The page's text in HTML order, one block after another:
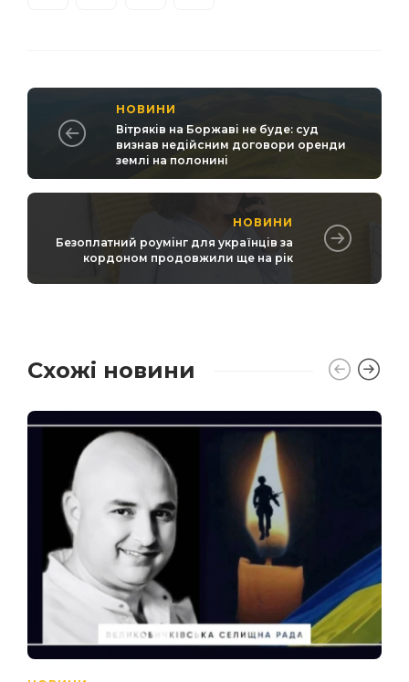
НОВИНИ
Вітряків на Боржаві не буде: суд
визнав недійсним договори оренди
землі на полонині
НОВИНИ
Безоплатний роумінг для українців за
кордоном продовжили ще на рік
Схожі новини